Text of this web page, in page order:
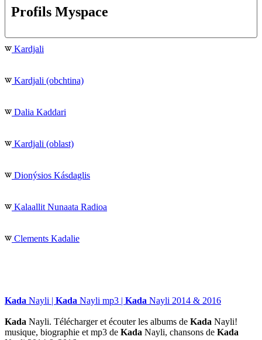
Profils Myspace
Kardjali
Kardjali (obchtina)
Dalia Kaddari
Kardjali (oblast)
Dionýsios Kásdaglis
Kalaallit Nunaata Radioa
Clements Kadalie
Kada Nayli | Kada Nayli mp3 | Kada Nayli 2014 & 2016
Kada Nayli. Télécharger et écouter les albums de Kada Nayli!
musique, biographie et mp3 de Kada Nayli, chansons de Kada